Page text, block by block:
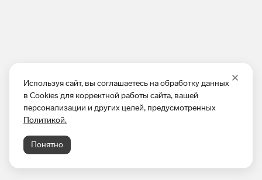
Используя сайт, вы соглашаетесь на обработку данных
в Cookies для корректной работы сайта, вашей
персонализации и других целей, предусмотренных
Политикой.
Понятно